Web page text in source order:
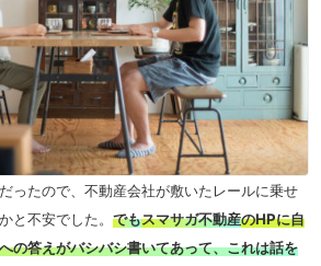
ったので、不動産会社が敷いたレールに乗せ
と不安でした。でもスマサガ不動産のHPに自
の答えがバシバシ書いてあって、これは話を